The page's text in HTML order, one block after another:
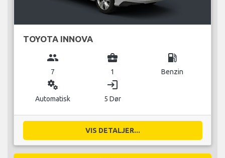
TOYOTA INNOVA
group
7
business_center
1
local_gas_station
Benzin
miscellaneous_services
Automatisk
login
5 Dør
VIS DETALJER...